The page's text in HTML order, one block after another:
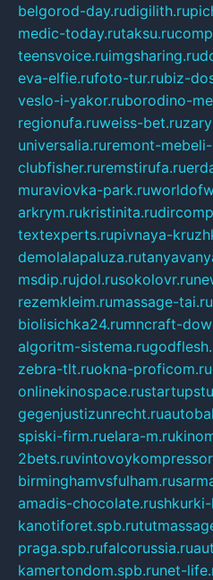
belgorod-day.rudigilith.ru
medic-today.rutaksu.ru
teensvoice.ruimgsharing.ru
eva-elfie.rufoto-tur.rubiz-
veslo-i-yakor.ruborodino-
regionufa.ruweiss-bet.ru
universalia.ruremont-
clubfisher.ruremstirufa.ru
muraviovka-park.ru
arkrym.rukristinita.ru
textexperts.rupivnaya-
demolalapaluza.ru
msdip.rujdol.rusokolovr.ru
rezemkleim.rumassage-tai.ru
biolisichka24.rumncraft-
algoritm-sistema.ru
zebra-tlt.ruokna-proficom.ru
onlinekinospace.ru
gegenjustizunrecht.ru
spiski-firm.ruelara-m.ru
2bets.ru
birminghamvsfulham.ru
amadis-chocolate.ru
kanotiforet.spb.ru
praga.spb.rufalcorussia.ru
kamertondom.spb.runet-